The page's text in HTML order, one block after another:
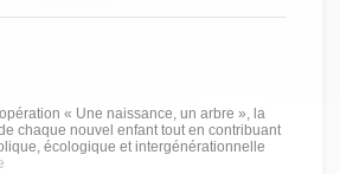
« Une naissance, un arbre », la
chaque nouvel enfant tout en contribuant
écologique et intergénérationnelle